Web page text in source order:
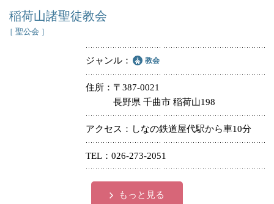
稲荷山諸聖徒教会
［ 聖公会 ］
ジャンル 教会
住所
〒387-0021
長野県 千曲市 稲荷山198
アクセス しなの鉄道屋代駅から車10分
TEL 026-273-2051
もっと見る